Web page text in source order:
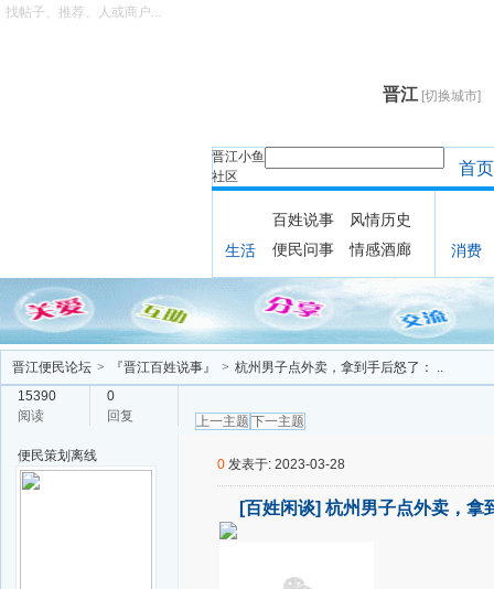
晋江 [切换城市]
晋江小鱼
社区
找帖子、推荐、人或商户...
首页
生活
百姓说事
风情历史
便民问事
情感酒廊 消费
晋江便民论坛 > 『晋江百姓说事』 > 杭州男子点外卖，拿到手后怒了： ..
15390
阅读
0
回复
上一主题 下一主题
便民策划 离线
0 发表于: 2023-03-28
[百姓闲谈] 杭州男子点外卖，拿